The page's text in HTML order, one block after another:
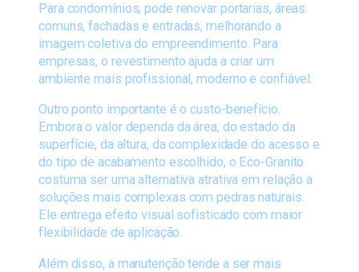
Para condomínios, pode renovar portarias, áreas
comuns, fachadas e entradas, melhorando a
imagem coletiva do empreendimento. Para
empresas, o revestimento ajuda a criar um
ambiente mais profissional, moderno e confiável.
Outro ponto importante é o custo-benefício.
Embora o valor dependa da área, do estado da
superfície, da altura, da complexidade do acesso e
do tipo de acabamento escolhido, o Eco-Granito
costuma ser uma alternativa atrativa em relação a
soluções mais complexas com pedras naturais.
Ele entrega efeito visual sofisticado com maior
flexibilidade de aplicação.
Além disso, a manutenção tende a ser mais